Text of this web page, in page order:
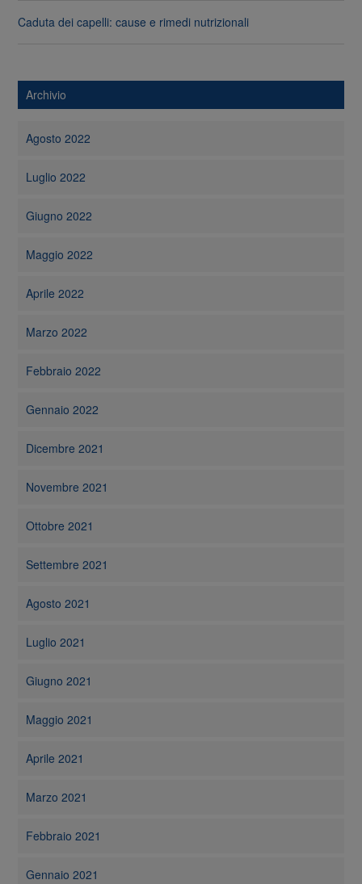
Caduta dei capelli: cause e rimedi nutrizionali
Archivio
Agosto 2022
Luglio 2022
Giugno 2022
Maggio 2022
Aprile 2022
Marzo 2022
Febbraio 2022
Gennaio 2022
Dicembre 2021
Novembre 2021
Ottobre 2021
Settembre 2021
Agosto 2021
Luglio 2021
Giugno 2021
Maggio 2021
Aprile 2021
Marzo 2021
Febbraio 2021
Gennaio 2021